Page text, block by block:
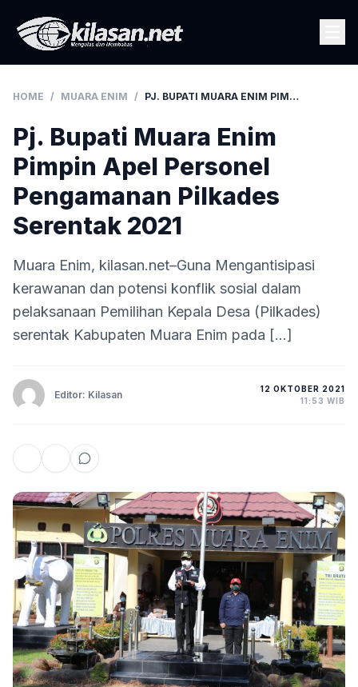
HOME / MUARA ENIM / PJ. BUPATI MUARA ENIM PIMPIN APEL PERSONEL PENGAMANAN PILKADES SERENTAK 2021
Pj. Bupati Muara Enim
Pimpin Apel Personel
Pengamanan Pilkades
Serentak 2021
Muara Enim, kilasan.net–Guna Mengantisipasi
kerawanan dan potensi konflik sosial dalam
pelaksanaan Pemilihan Kepala Desa (Pilkades)
serentak Kabupaten Muara Enim pada […]
Editor: Kilasan
12 OKTOBER 2021
11:53 WIB